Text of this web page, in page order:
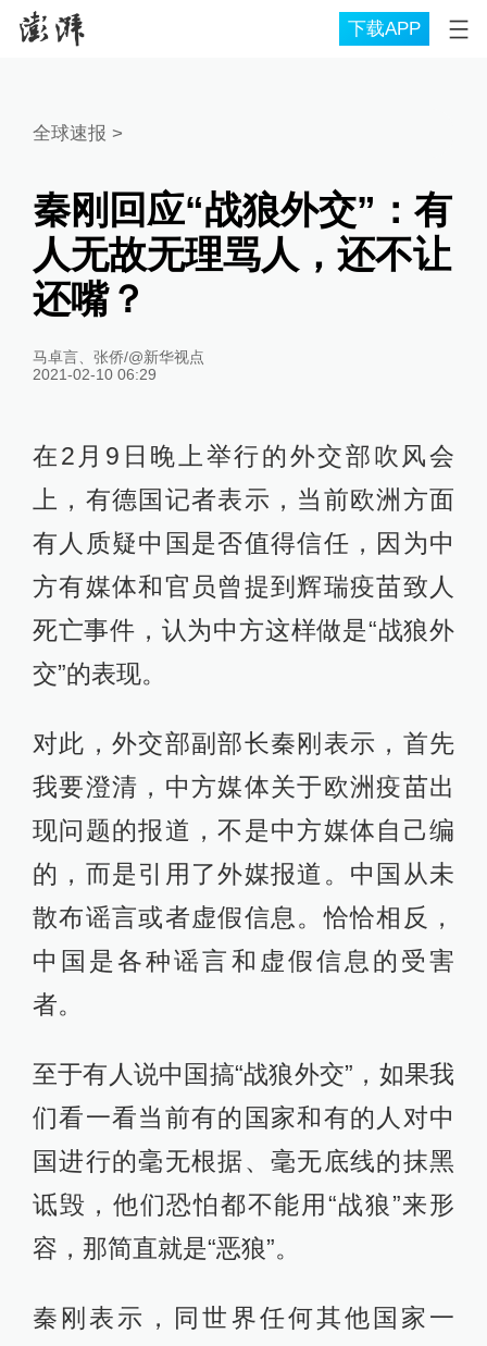
下载APP
全球速报 >
秦刚回应“战狼外交”：有
人无故无理骂人，还不让
还嘴？
马卓言、张侨/@新华视点
2021-02-10 06:29
在2月9日晚上举行的外交部吹风会
上，有德国记者表示，当前欧洲方面
有人质疑中国是否值得信任，因为中
方有媒体和官员曾提到辉瑞疫苗致人
死亡事件，认为中方这样做是“战狼外
交”的表现。
对此，外交部副部长秦刚表示，首先
我要澄清，中方媒体关于欧洲疫苗出
现问题的报道，不是中方媒体自己编
的，而是引用了外媒报道。中国从未
散布谣言或者虚假信息。恰恰相反，
中国是各种谣言和虚假信息的受害
者。
至于有人说中国搞“战狼外交”，如果我
们看一看当前有的国家和有的人对中
国进行的毫无根据、毫无底线的抹黑
诋毁，他们恐怕都不能用“战狼”来形
容，那简直就是“恶狼”。
秦刚表示，同世界任何其他国家一